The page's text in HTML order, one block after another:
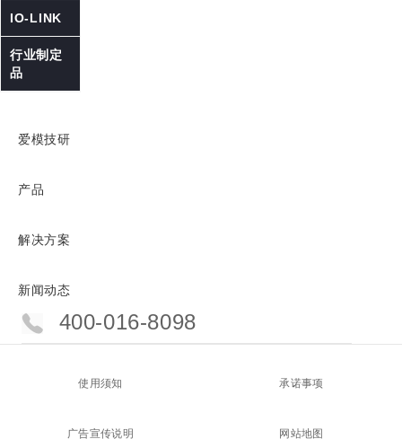
IO-LINK
行业制定
品
爱模技研
产品
解决方案
新闻动态
400-016-8098
使用须知 承诺事项
广告宣传说明 网站地图